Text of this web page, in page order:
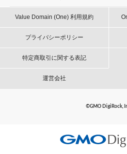
Value Domain (One) 利用規約
プライバシーポリシー
特定商取引に関する表記
運営会社
©GMO DigiRock,